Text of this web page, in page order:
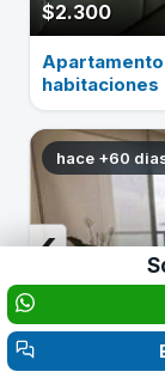
$2.300
habitaciones
hace +60
‹